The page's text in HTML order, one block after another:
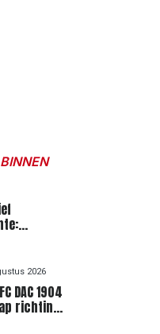
2026
DAC 1904
richting